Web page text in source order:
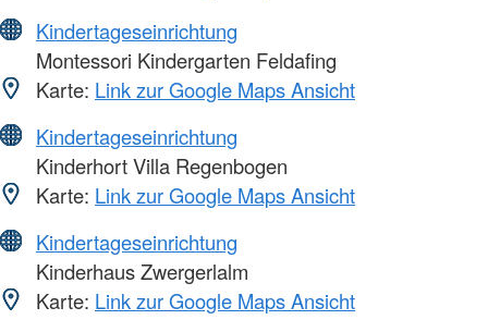
Kindertageseinrichtung
Montessori Kindergarten Feldafing
Karte: Link zur Google Maps Ansicht
Kindertageseinrichtung
Kinderhort Villa Regenbogen
Karte: Link zur Google Maps Ansicht
Kindertageseinrichtung
Kinderhaus Zwergerlalm
Karte: Link zur Google Maps Ansicht